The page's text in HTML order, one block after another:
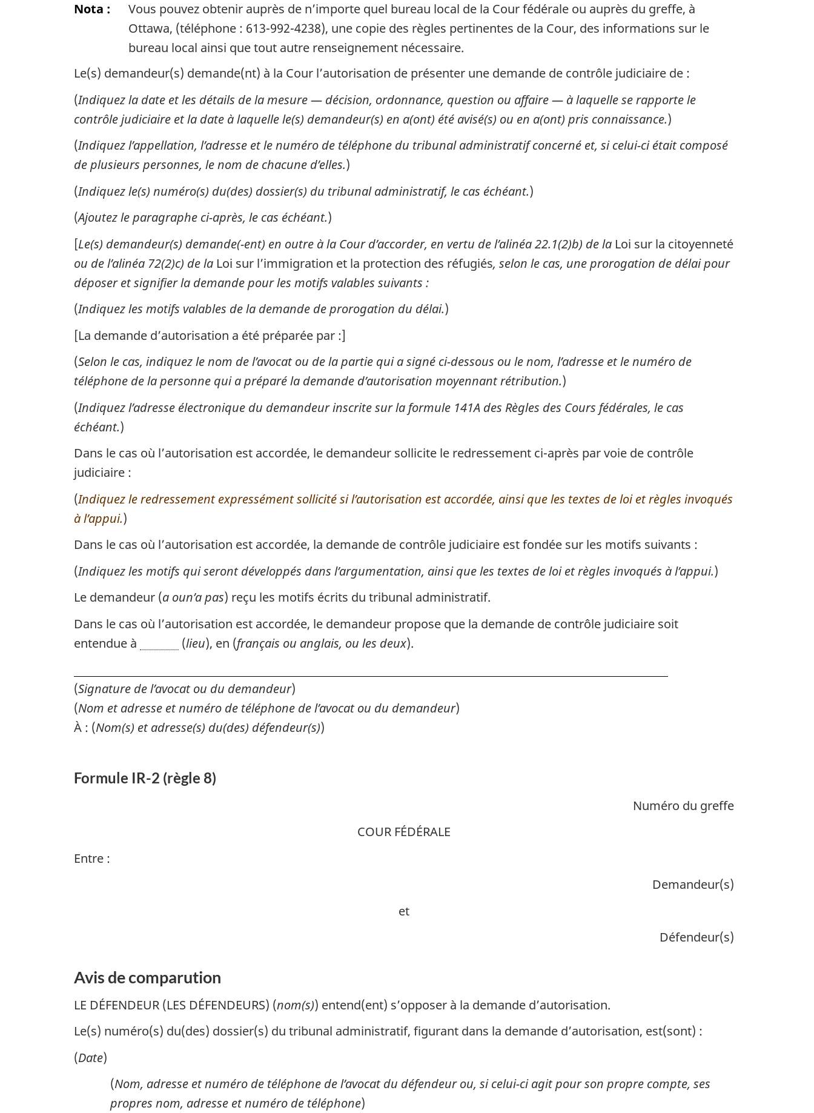
Nota :
Vous pouvez obtenir auprès de n’importe quel bureau local de la Cour fédérale ou auprès du greffe, à
Ottawa, (téléphone : 613-992-4238), une copie des règles pertinentes de la Cour, des informations sur le
bureau local ainsi que tout autre renseignement nécessaire.
Le(s) demandeur(s) demande(nt) à la Cour l’autorisation de présenter une demande de contrôle judiciaire de :
(Indiquez la date et les détails de la mesure — décision, ordonnance, question ou affaire — à laquelle se rapporte le
contrôle judiciaire et la date à laquelle le(s) demandeur(s) en a(ont) été avisé(s) ou en a(ont) pris connaissance.)
(Indiquez l’appellation, l’adresse et le numéro de téléphone du tribunal administratif concerné et, si celui-ci était composé
de plusieurs personnes, le nom de chacune d’elles.)
(Indiquez le(s) numéro(s) du(des) dossier(s) du tribunal administratif, le cas échéant.)
(Ajoutez le paragraphe ci-après, le cas échéant.)
[Le(s) demandeur(s) demande(-ent) en outre à la Cour d’accorder, en vertu de l’alinéa 22.1(2)b) de la Loi sur la citoyenneté
ou de l’alinéa 72(2)c) de la Loi sur l’immigration et la protection des réfugiés, selon le cas, une prorogation de délai pour
déposer et signifier la demande pour les motifs valables suivants :
(Indiquez les motifs valables de la demande de prorogation du délai.)
[La demande d’autorisation a été préparée par :]
(Selon le cas, indiquez le nom de l’avocat ou de la partie qui a signé ci-dessous ou le nom, l’adresse et le numéro de
téléphone de la personne qui a préparé la demande d’autorisation moyennant rétribution.)
(Indiquez l’adresse électronique du demandeur inscrite sur la formule 141A des Règles des Cours fédérales, le cas
échéant.)
Dans le cas où l’autorisation est accordée, le demandeur sollicite le redressement ci-après par voie de contrôle
judiciaire :
(Indiquez le redressement expressément sollicité si l’autorisation est accordée, ainsi que les textes de loi et règles invoqués
à l’appui.)
Dans le cas où l’autorisation est accordée, la demande de contrôle judiciaire est fondée sur les motifs suivants :
(Indiquez les motifs qui seront développés dans l’argumentation, ainsi que les textes de loi et règles invoqués à l’appui.)
Le demandeur (a oun’a pas) reçu les motifs écrits du tribunal administratif.
Dans le cas où l’autorisation est accordée, le demandeur propose que la demande de contrôle judiciaire soit
entendue à
(lieu), en (français ou anglais, ou les deux).
(Signature de l’avocat ou du demandeur)
(Nom et adresse et numéro de téléphone de l’avocat ou du demandeur)
À : (Nom(s) et adresse(s) du(des) défendeur(s))
Formule IR-2 (règle 8)
Numéro du greffe
COUR FÉDÉRALE
Entre :
Demandeur(s)
et
Défendeur(s)
Avis de comparution
LE DÉFENDEUR (LES DÉFENDEURS) (nom(s)) entend(ent) s’opposer à la demande d’autorisation.
Le(s) numéro(s) du(des) dossier(s) du tribunal administratif, figurant dans la demande d’autorisation, est(sont) :
(Date)
(Nom, adresse et numéro de téléphone de l’avocat du défendeur ou, si celui-ci agit pour son propre compte, ses
propres nom, adresse et numéro de téléphone)